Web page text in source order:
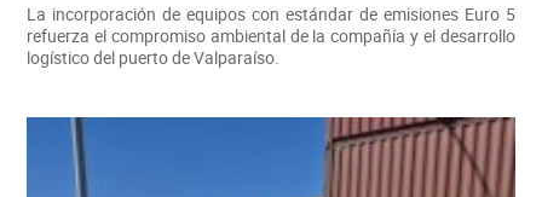
La incorporación de equipos con estándar de emisiones Euro 5
refuerza el compromiso ambiental de la compañía y el desarrollo
logístico del puerto de Valparaíso.